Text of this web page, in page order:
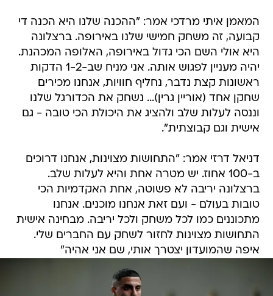
המאמן איתי מרדכי אמר: "ההכנה שלנו היא הכנה די
קבועה, זה משחק חמישי שלנו באירופה. ברצלונה
היא אולי השם הכי גדול באירופה, האלופה המכהנת.
יהיה מעניין לפגוש אותה. אני מניח שב-1-2 הדקות
ראשונות קצת נדבר, נחליף חוויות, אנחנו מכירים
שחקן אחד (אוריין גרין)... נשחק את הכדורגל שלנו
וננסה לעלות שלב ולהציג את היכולת הכי טובה - גם
אישית וגם קבוצתית".
דניאל דרזי אמר: "התחושות מצוינות, אנחנו דרוכים
ב-100 אחוז. יש מטרה אחת והיא לעלות שלב.
ברצלונה יריבה לא פשוטה, אחת האקדמיות הכי
טובות בעולם - ועם זאת אנחנו מוכנים. אנחנו
מתכוננים כמו לכל משחק ולכל יריבה. מבחינה אישית
התחושות מצוינות לחזור לשחק עם החברים שלי.
איפה שהמועדון יצטרך אותי, שם אני אהיה"